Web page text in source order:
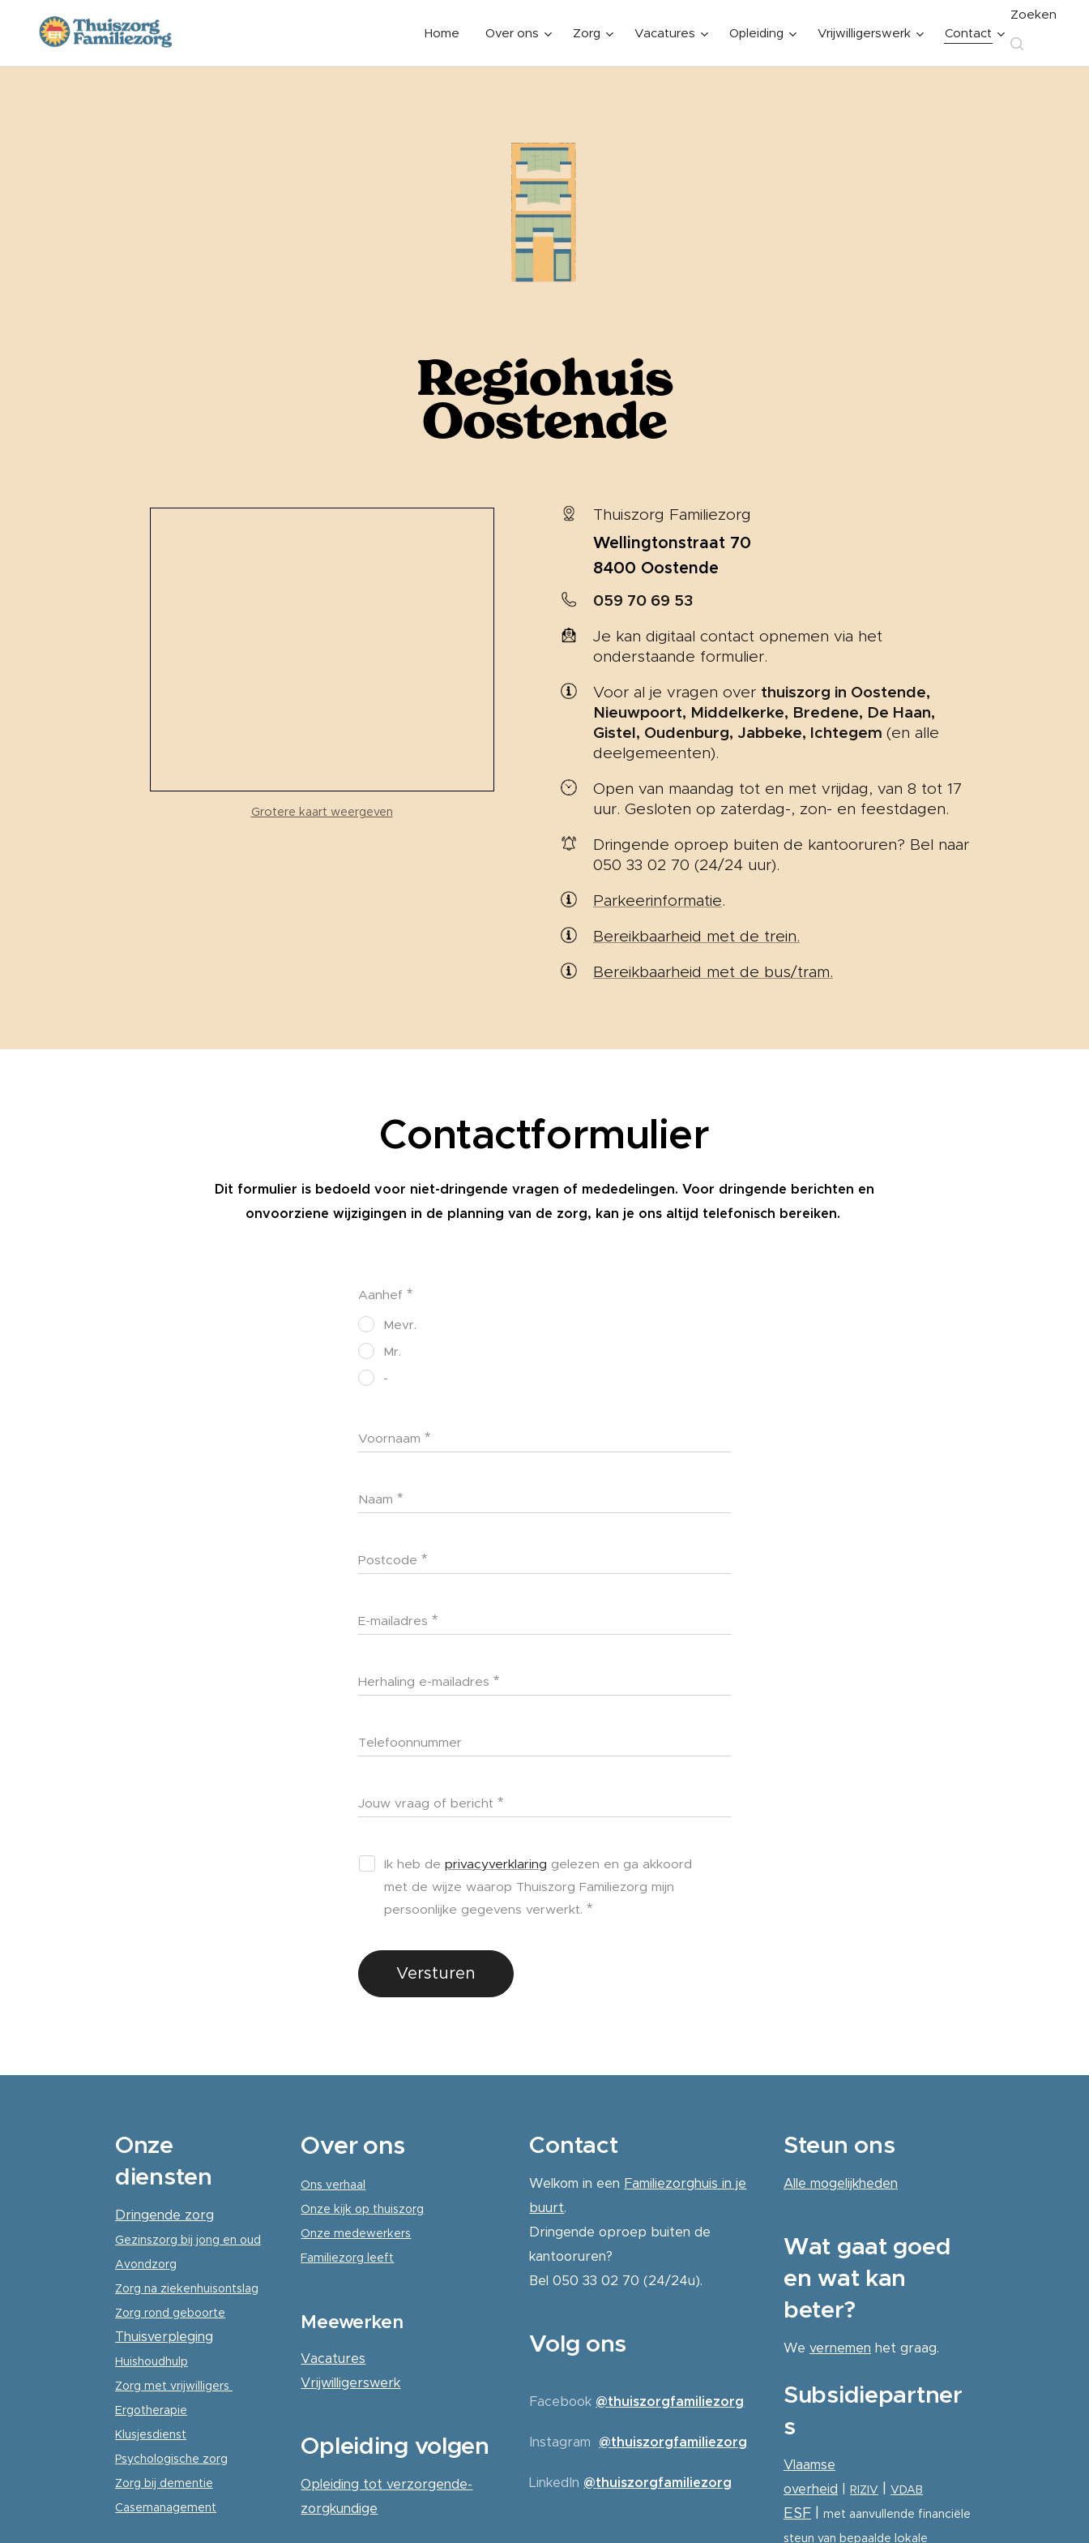
Home Over ons Zorg Vacatures Opleiding Vrijwilligerswerk Contact
Zoeken
Regiohuis
Oostende
Grotere kaart weergeven
Thuiszorg Familiezorg
Wellingtonstraat 70
8400 Oostende
059 70 69 53
Je kan digitaal contact opnemen via het
onderstaande formulier.
Voor al je vragen over thuiszorg in Oostende,
Nieuwpoort, Middelkerke, Bredene, De Haan,
Gistel, Oudenburg, Jabbeke, Ichtegem (en alle
deelgemeenten).
Open van maandag tot en met vrijdag, van 8 tot 17
uur. Gesloten op zaterdag-, zon- en feestdagen.
Dringende oproep buiten de kantooruren? Bel naar
050 33 02 70 (24/24 uur).
Parkeerinformatie.
Bereikbaarheid met de trein.
Bereikbaarheid met de bus/tram.
Contactformulier
Dit formulier is bedoeld voor niet-dringende vragen of mededelingen. Voor dringende berichten en
onvoorziene wijzigingen in de planning van de zorg, kan je ons altijd telefonisch bereiken.
Aanhef
Mevr.
Mr.
-
Voornaam
Naam
Postcode
E-mailadres
Herhaling e-mailadres
Telefoonnummer
Jouw vraag of bericht
Ik heb de privacyverklaring gelezen en ga akkoord
met de wijze waarop Thuiszorg Familiezorg mijn
persoonlijke gegevens verwerkt.
Versturen
Onze
diensten
Dringende zorg
Gezinszorg bij jong en oud
Avondzorg
Zorg na ziekenhuisontslag
Zorg rond geboorte
Thuisverpleging
Huishoudhulp
Zorg met vrijwilligers
Ergotherapie
Klusjesdienst
Psychologische zorg
Zorg bij dementie
Casemanagement
Over ons
Ons verhaal
Onze kijk op thuiszorg
Onze medewerkers
Familiezorg leeft
Meewerken
Vacatures
Vrijwilligerswerk
Opleiding volgen
Opleiding tot verzorgende-
zorgkundige
Contact
Welkom in een Familiezorghuis in je
buurt.
Dringende oproep buiten de
kantooruren?
Bel 050 33 02 70 (24/24u).
Volg ons
Facebook @thuiszorgfamiliezorg
Instagram @thuiszorgfamiliezorg
LinkedIn @thuiszorgfamiliezorg
Steun ons
Alle mogelijkheden
Wat gaat goed
en wat kan
beter?
We vernemen het graag.
Subsidiepartner
s
Vlaamse
overheid | RIZIV | VDAB
ESF| met aanvullende financiële
steun van bepaalde lokale